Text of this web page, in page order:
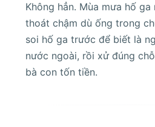
Không hẳn. Mùa mưa hố
thoát chậm dù ống trong
soi hố ga trước để biết là
nước ngoài, rồi xử đúng
bà con tốn tiền.